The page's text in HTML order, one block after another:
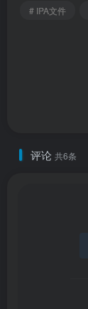
# IPA文件
评论 共6条